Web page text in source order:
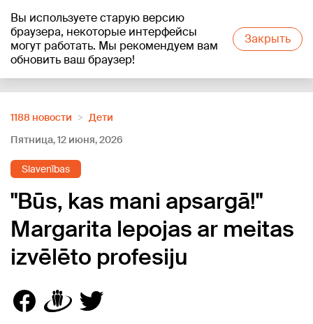
Вы используете старую версию
браузера, некоторые интерфейсы
могут работать. Мы рекомендуем вам
обновить ваш браузер!
Закрыть
+26°C
1188 новости
Дети
Пятница, 12 июня, 2026
Slavenības
"Būs, kas mani apsargā!"
Margarita lepojas ar meitas
izvēlēto profesiju